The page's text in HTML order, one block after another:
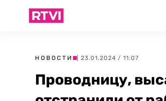
НОВОСТИ | 23.01.2024 / 11:07
Проводницу,